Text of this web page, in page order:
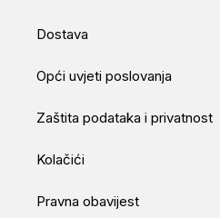
Dostava
Opći uvjeti poslovanja
Zaštita podataka i privatnost
Kolačići
Pravna obavijest